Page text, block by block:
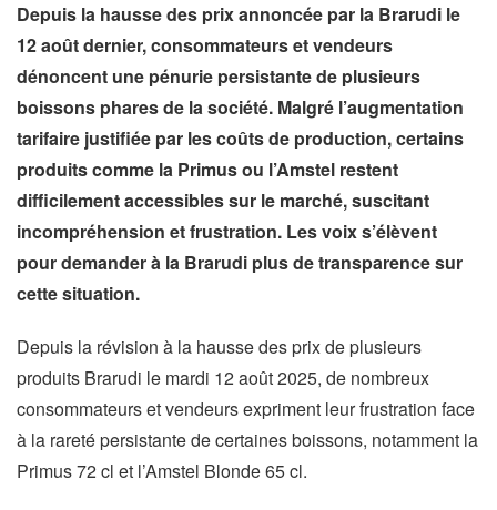
Depuis la hausse des prix annoncée par la Brarudi le
12 août dernier, consommateurs et vendeurs
dénoncent une pénurie persistante de plusieurs
boissons phares de la société. Malgré l’augmentation
tarifaire justifiée par les coûts de production, certains
produits comme la Primus ou l’Amstel restent
difficilement accessibles sur le marché, suscitant
incompréhension et frustration. Les voix s’élèvent
pour demander à la Brarudi plus de transparence sur
cette situation.
Depuis la révision à la hausse des prix de plusieurs
produits Brarudi le mardi 12 août 2025, de nombreux
consommateurs et vendeurs expriment leur frustration face
à la rareté persistante de certaines boissons, notamment la
Primus 72 cl et l’Amstel Blonde 65 cl.